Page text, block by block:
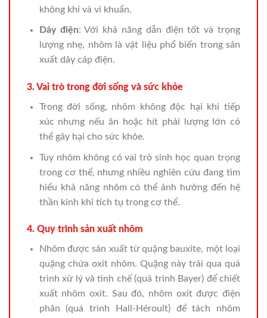
không khí và vi khuẩn.
Dây điện: Với khả năng dẫn điện tốt và trọng
lượng nhẹ, nhôm là vật liệu phổ biến trong sản
xuất dây cáp điện.
3. Vai trò trong đời sống và sức khỏe
Trong đời sống, nhôm không độc hại khi tiếp
xúc nhưng nếu ăn hoặc hít phải lượng lớn có
thể gây hại cho sức khỏe.
Tuy nhôm không có vai trò sinh học quan trọng
trong cơ thể, nhưng nhiều nghiên cứu đang tìm
hiểu khả năng nhôm có thể ảnh hưởng đến hệ
thần kinh khi tích tụ trong cơ thể.
4. Quy trình sản xuất nhôm
Nhôm được sản xuất từ quặng bauxite, một loại
quặng chứa oxit nhôm. Quặng này trải qua quá
trình xử lý và tinh chế (quá trình Bayer) để chiết
xuất nhôm oxit. Sau đó, nhôm oxit được điện
phân (quá trình Hall-Héroult) để tách nhôm